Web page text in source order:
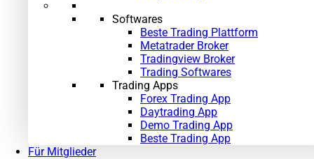
Softwares
Beste Trading Plattform
Metatrader Broker
Tradingview Broker
Trading Softwares
Trading Apps
Forex Trading App
Daytrading App
Demo Trading App
Beste Trading App
Für Mitglieder